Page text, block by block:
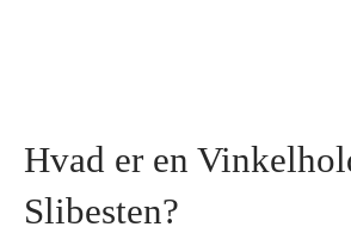
Hvad er en
Slibesten?